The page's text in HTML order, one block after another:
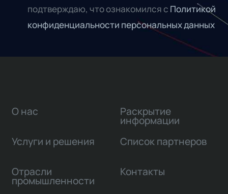
подтверждаю, что ознакомился с Политикой
конфиденциальности персональных данных
О нас
Услуги и решения
Отрасли
промышленности
Раскрытие
информации
Список партнеров
Контакты